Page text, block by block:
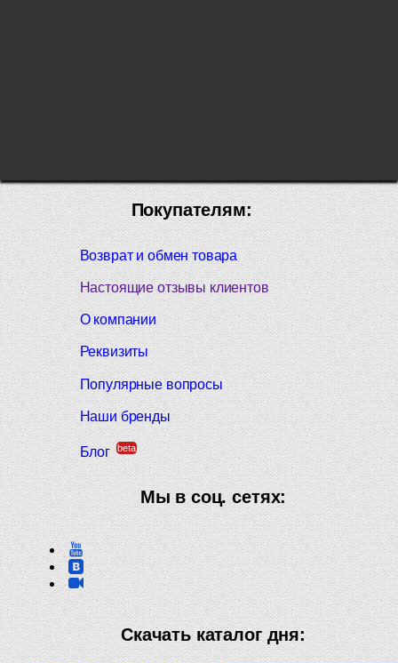
Покупателям:
Возврат и обмен товара
Настоящие отзывы клиентов
О компании
Реквизиты
Популярные вопросы
Наши бренды
Блог beta
Мы в соц. сетях:
Скачать каталог дня: